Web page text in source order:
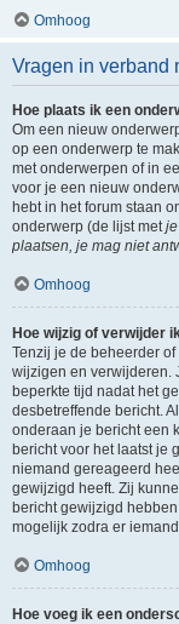
Omhoog
Vragen in verband
Hoe plaats ik een
Om een nieuw
op een onderwerp te
met onderwerpen of in
voor je een nieuw
hebt in het forum staan
onderwerp (de lijst met
plaatsen, je mag niet
Omhoog
Hoe wijzig of verwijder
Tenzij je de beheerder
wijzigen en verwijderen.
beperkte tijd nadat het
desbetreffende bericht.
onderaan je bericht een
bericht voor het laatst je
niemand gereageerd
gewijzigd heeft. Zij
bericht gewijzigd
mogelijk zodra er
Omhoog
Hoe voeg ik een